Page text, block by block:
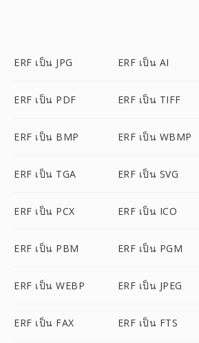
ERF เป็น JPG ERF เป็น AI
ERF เป็น PDF ERF เป็น TIFF
ERF เป็น BMP ERF เป็น WBMP
ERF เป็น TGA ERF เป็น SVG
ERF เป็น PCX ERF เป็น ICO
ERF เป็น PBM ERF เป็น PGM
ERF เป็น WEBP ERF เป็น JPEG
ERF เป็น FAX ERF เป็น FTS